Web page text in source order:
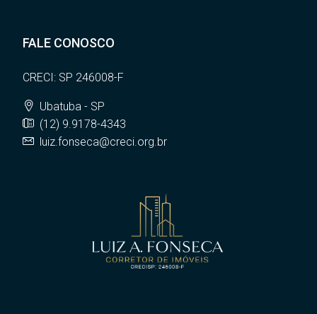
FALE CONOSCO
CRECI: SP 246008-F
Ubatuba - SP
(12) 9.9178-4343
luiz.fonseca@creci.org.br